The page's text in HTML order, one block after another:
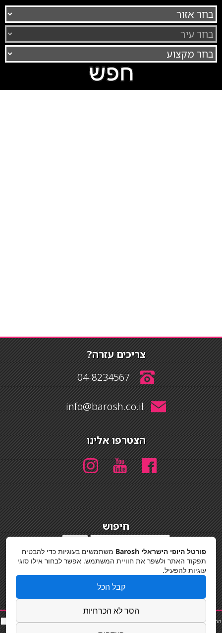
צריכים עזרה?
04-8234567
info@barosh.co.il
הצטרפו אלינו
חיפוש
מדיניות פרטיות
החלקות שיער|תאורה לבית|פאות ותוספות שיער|נייל סטודיו|תוספות שיער|שף פרטי|כ
סאות
פורטל היופי הישראלי Barosh
משתמשים בעוגיות כדי להבטיח
תפקוד האתר ולשפר את חוויית המשתמש. אפשר לבחור אילו סוגי
עוגיות להפעיל.
קבל הכל
הסר לא הכרחיות